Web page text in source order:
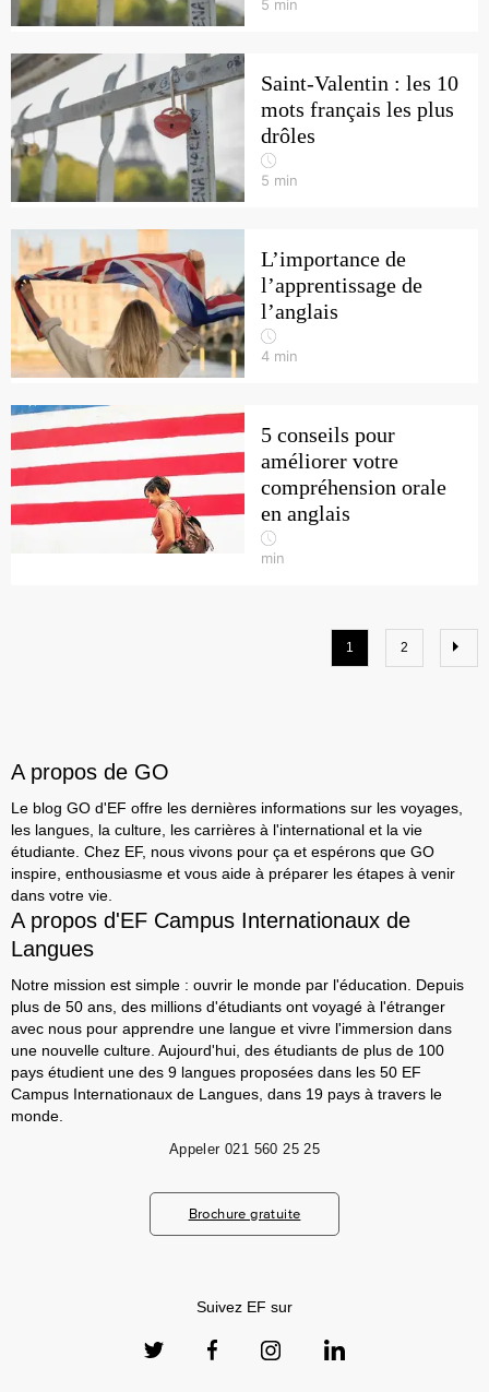
5 min
Saint-Valentin : les 10
mots français les plus
drôles
5 min
L’importance de
l’apprentissage de
l’anglais
4 min
5 conseils pour
améliorer votre
compréhension orale
en anglais
min
1 2
A propos de GO
Le blog GO d'EF offre les dernières informations sur les voyages,
les langues, la culture, les carrières à l'international et la vie
étudiante. Chez EF, nous vivons pour ça et espérons que GO
inspire, enthousiasme et vous aide à préparer les étapes à venir
dans votre vie.
A propos d'EF Campus Internationaux de
Langues
Notre mission est simple : ouvrir le monde par l'éducation. Depuis
plus de 50 ans, des millions d'étudiants ont voyagé à l'étranger
avec nous pour apprendre une langue et vivre l'immersion dans
une nouvelle culture. Aujourd'hui, des étudiants de plus de 100
pays étudient une des 9 langues proposées dans les 50 EF
Campus Internationaux de Langues, dans 19 pays à travers le
monde.
Appeler 021 560 25 25
Brochure gratuite
Suivez EF sur